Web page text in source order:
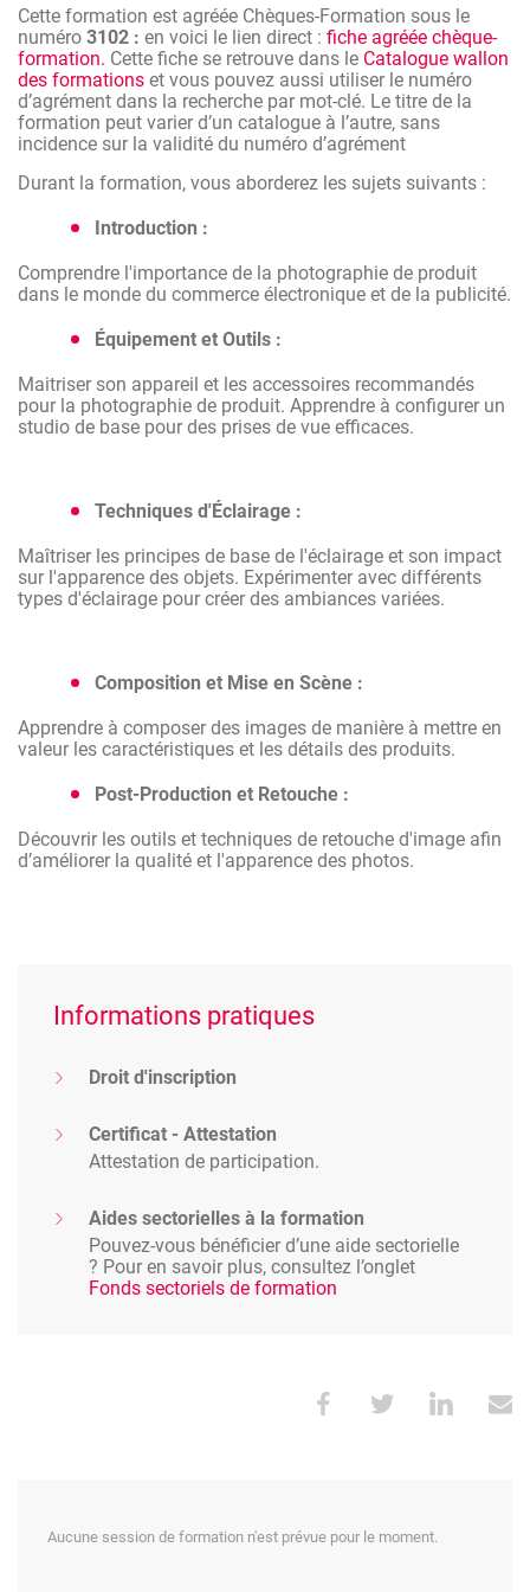
Vous serez capable de :
Mettre au point un projet visuel
De réaliser des clichés de manière créative
Intégrer la photographie à votre activité et à votre
communication.
Cette formation est agréée Chèques-Formation sous le
numéro 3102 : en voici le lien direct : fiche agréée chèque-
formation. Cette fiche se retrouve dans le Catalogue wallon
des formations et vous pouvez aussi utiliser le numéro
d’agrément dans la recherche par mot-clé. Le titre de la
formation peut varier d’un catalogue à l’autre, sans
incidence sur la validité du numéro d’agrément
Durant la formation, vous aborderez les sujets suivants :
Introduction :
Comprendre l'importance de la photographie de produit
dans le monde du commerce électronique et de la publicité.
Équipement et Outils :
Maitriser son appareil et les accessoires recommandés
pour la photographie de produit. Apprendre à configurer un
studio de base pour des prises de vue efficaces.
Techniques d'Éclairage :
Maîtriser les principes de base de l'éclairage et son impact
sur l'apparence des objets. Expérimenter avec différents
types d'éclairage pour créer des ambiances variées.
Composition et Mise en Scène :
Apprendre à composer des images de manière à mettre en
valeur les caractéristiques et les détails des produits.
Post-Production et Retouche :
Découvrir les outils et techniques de retouche d'image afin
d’améliorer la qualité et l'apparence des photos.
Informations pratiques
Droit d'inscription
Certificat - Attestation
Attestation de participation.
Aides sectorielles à la formation
Pouvez-vous bénéficier d’une aide sectorielle
? Pour en savoir plus, consultez l’onglet
Fonds sectoriels de formation
Aucune session de formation n'est prévue pour le moment.